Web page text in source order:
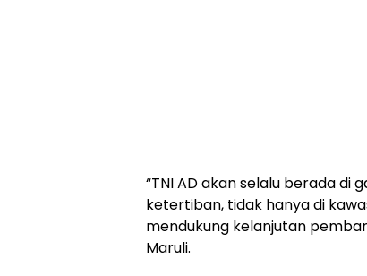
“TNI AD akan selalu berada
ketertiban, tidak hanya di
mendukung kelanjutan
Maruli.